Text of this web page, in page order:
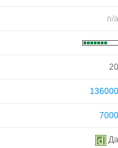
n/a
20
136000
7000
Да